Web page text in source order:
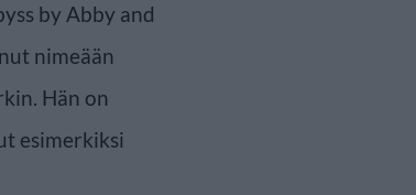
by Abby and
nimeään
Hän on
esimerkiksi